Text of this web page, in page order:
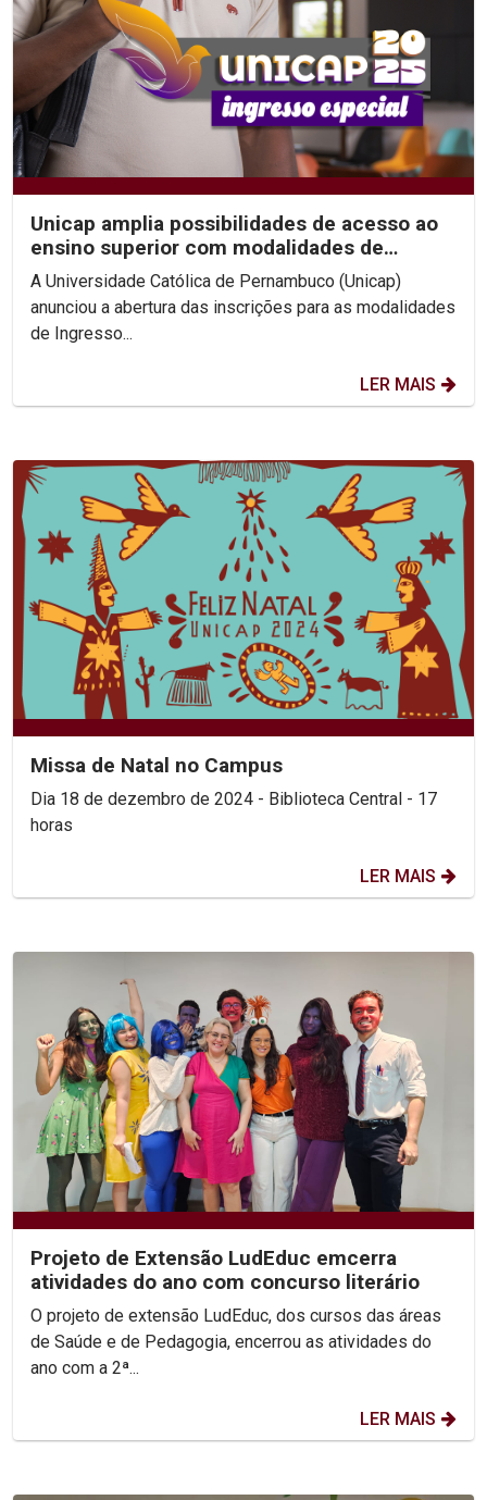
Unicap amplia possibilidades de acesso ao
ensino superior com modalidades de
Ingresso Especial
A Universidade Católica de Pernambuco (Unicap)
anunciou a abertura das inscrições para as modalidades
de Ingresso...
LER MAIS
Missa de Natal no Campus
Dia 18 de dezembro de 2024 - Biblioteca Central - 17
horas
LER MAIS
Projeto de Extensão LudEduc emcerra
atividades do ano com concurso literário
O projeto de extensão LudEduc, dos cursos das áreas
de Saúde e de Pedagogia, encerrou as atividades do
ano com a 2ª...
LER MAIS